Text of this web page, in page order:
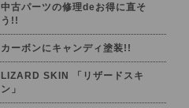
中古パーツの修理deお得に直そ
う!!
カーボンにキャンディ塗装!!
LIZARD SKIN 「リザードスキ
ン」